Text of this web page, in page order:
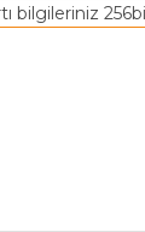
bilgileriniz